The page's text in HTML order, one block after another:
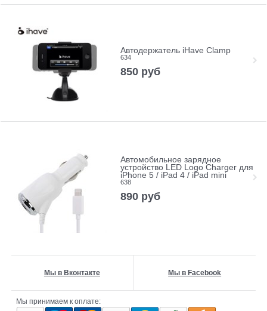
Автодержатель iHave Clamp
634
850 руб
Автомобильное зарядное
устройство LED Logo Charger для
iPhone 5 / iPad 4 / iPad mini
638
890 руб
Мы в Вконтакте Мы в Facebook
Мы принимаем к оплате: